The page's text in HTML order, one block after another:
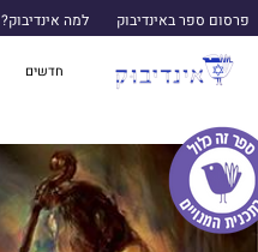
פרסום ספר באינדיבוק למה אינדיבוק?
חדשים